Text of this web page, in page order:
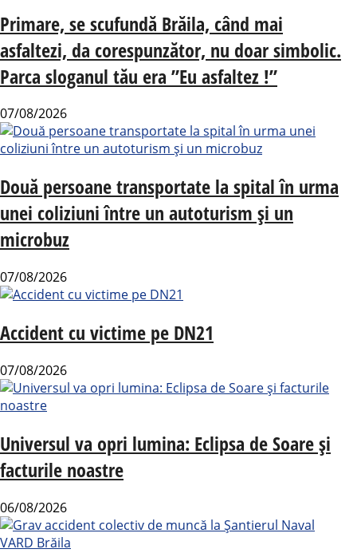
Primare, se scufundă Brăila, când mai
asfaltezi, da corespunzător, nu doar simbolic.
Parca sloganul tău era ”Eu asfaltez !”
07/08/2026
Două persoane transportate la spital în urma
unei coliziuni între un autoturism și un
microbuz
07/08/2026
Accident cu victime pe DN21
07/08/2026
Universul va opri lumina: Eclipsa de Soare și
facturile noastre
06/08/2026